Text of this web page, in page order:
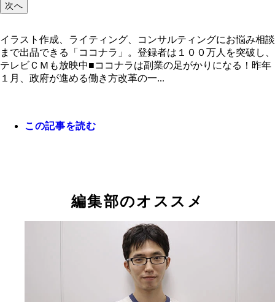
次へ
イラスト作成、ライティング、コンサルティングにお悩み相談
まで出品できる「ココナラ」。登録者は１００万人を突破し、
テレビＣＭも放映中■ココナラは副業の足がかりになる！昨年
１月、政府が進める働き方改革の一...
この記事を読む
編集部のオススメ